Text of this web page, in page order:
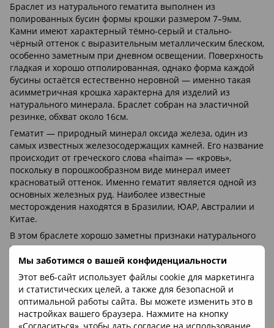
Мы заботимся о вашей конфиденциальности
Этот веб-сайт использует файлы cookie для маркетинга
и статистических целей, а также для безопасной и
оптимальной работы сайта. Вы можете изменить это в
настройках вашего браузера. Нажмите на кнопку
«Согласиться», чтобы дать согласие на использование
Браслет из натурального гематита выполнен из
полированных бусин формы крошки размером 7–9мм.
Камни имеют характерный тёмно-серый и стально-
чёрный оттенок с выразительным металлическим блеском,
особенно заметным при дневном освещении. Поверхность
гладкая и хорошо отполированная, однако форма каждой
бусины остаётся естественно неровной — именно такая
асимметричная крошка характерна для изделий из
натурального минерала. Браслет собран на эластичной
резинке, обхват около 16см.
Гематит — природный минерал оксида железа, один из
самых известных железосодержащих камней. Его название
происходит от греческого слова «haima» — «кровь»,
поскольку в порошкообразном виде минерал имеет
красноватый оттенок. Именно гематит является одной из
основных железных руд. Наиболее известные
месторождения находятся в Бразилии, ЮАР, Австралии и
Китае.
В этом браслете хорошо заметны признаки натурального
гематита:
холодный природный металлический блеск без
«пластикового» эффекта;
неоднородная форма бусин — крошка не повторяется и
не выглядит штампованной;
естественные переходы от графитового до стального